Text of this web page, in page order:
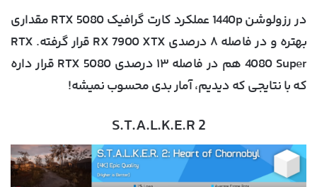
در رزولوشن 1440p عملکرد کارت گرافیک RTX 5080 مقداری
بهتره و در فاصله ۸ درصدی RX 7900 XTX قرار گرفته. RTX
4080 Super هم در فاصله ۱۳ درصدی RTX 5080 قرار داره
که با نتایجی که دیدیم، آمار بدی محسوب نمیشه!
S.T.A.L.K.E.R 2